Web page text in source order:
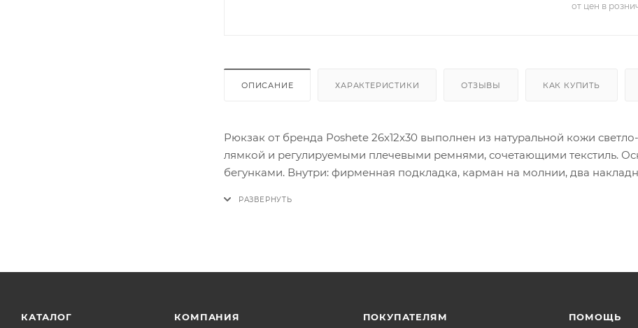
от цен в
ОПИСАНИЕ ХАРАКТЕРИСТИКИ ОТЗЫВЫ КАК КУПИТЬ
Рюкзак от бренда Poshete 26x12x30 выполнен из натуральной кожи
лямкой и регулируемыми плечевыми ремнями, сочетающими текстиль.
бегунками. Внутри: фирменная подкладка, карман на молнии, два
КАТАЛОГ КОМПАНИЯ ПОКУПАТЕЛЯМ ПОМОЩЬ